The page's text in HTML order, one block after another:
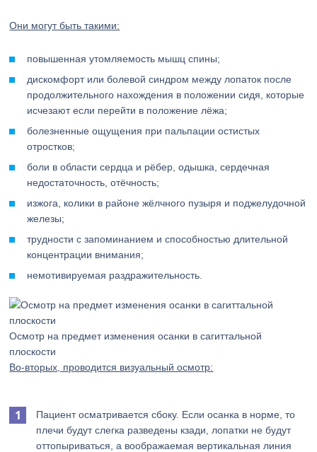
Они могут быть такими:
повышенная утомляемость мышц спины;
дискомфорт или болевой синдром между лопаток после
продолжительного нахождения в положении сидя, которые
исчезают если перейти в положение лёжа;
болезненные ощущения при пальпации остистых
отростков;
боли в области сердца и рёбер, одышка, сердечная
недостаточность, отёчность;
изжога, колики в районе жёлчного пузыря и поджелудочной
железы;
трудности с запоминанием и способностью длительной
концентрации внимания;
немотивируемая раздражительность.
Осмотр на предмет изменения осанки в сагиттальной
плоскости
Во-вторых, проводится визуальный осмотр:
Пациент осматривается сбоку. Если осанка в норме, то
плечи будут слегка разведены кзади, лопатки не будут
оттопыриваться, а воображаемая вертикальная линия